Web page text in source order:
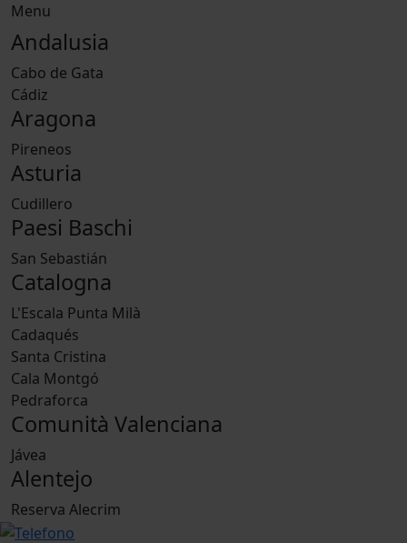
Menu
Andalusia
Cabo de Gata
Cádiz
Aragona
Pireneos
Asturia
Cudillero
Paesi Baschi
San Sebastián
Catalogna
L'Escala Punta Milà
Cadaqués
Santa Cristina
Cala Montgó
Pedraforca
Comunità Valenciana
Jávea
Alentejo
Reserva Alecrim